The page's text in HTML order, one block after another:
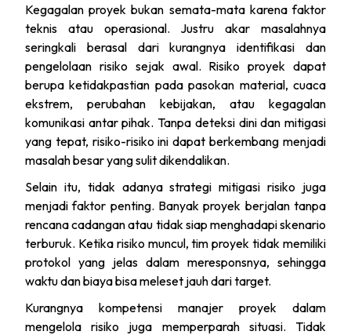
Kegagalan proyek bukan semata-mata karena faktor
teknis atau operasional. Justru akar masalahnya
seringkali berasal dari kurangnya identifikasi dan
pengelolaan risiko sejak awal. Risiko proyek dapat
berupa ketidakpastian pada pasokan material, cuaca
ekstrem, perubahan kebijakan, atau kegagalan
komunikasi antar pihak. Tanpa deteksi dini dan mitigasi
yang tepat, risiko-risiko ini dapat berkembang menjadi
masalah besar yang sulit dikendalikan.
Selain itu, tidak adanya strategi mitigasi risiko juga
menjadi faktor penting. Banyak proyek berjalan tanpa
rencana cadangan atau tidak siap menghadapi skenario
terburuk. Ketika risiko muncul, tim proyek tidak memiliki
protokol yang jelas dalam meresponsnya, sehingga
waktu dan biaya bisa meleset jauh dari target.
Kurangnya kompetensi manajer proyek dalam
mengelola risiko juga memperparah situasi. Tidak